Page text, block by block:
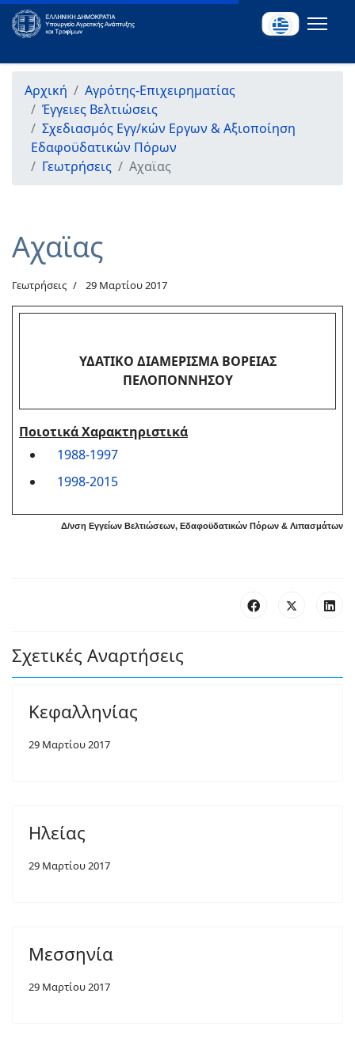
Αρχική
Αγρότης-Επιχειρηματίας
Έγγειες Βελτιώσεις
Σχεδιασμός Εγγ/κών Εργων & Αξιοποίηση
Εδαφοϋδατικών Πόρων
Γεωτρήσεις
Αχαϊας
Αχαϊας
Γεωτρήσεις 29 Μαρτίου 2017
ΥΔΑΤΙΚΟ ΔΙΑΜΕΡΙΣΜΑ ΒΟΡΕΙΑΣ
ΠΕΛΟΠΟΝΝΗΣΟΥ
Ποιοτικά Χαρακτηριστικά
1988-1997
1998-2015
Δ/νση Εγγείων Βελτιώσεων, Εδαφοϋδατικών Πόρων & Λιπασμάτων
Σχετικές Αναρτήσεις
Κεφαλληνίας
29 Μαρτίου 2017
Ηλείας
29 Μαρτίου 2017
Μεσσηνία
29 Μαρτίου 2017